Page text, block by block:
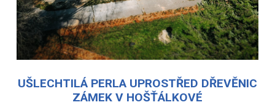
UŠLECHTILÁ PERLA UPROSTŘED DŘEVĚNIC
ZÁMEK V HOŠŤÁLKOVÉ